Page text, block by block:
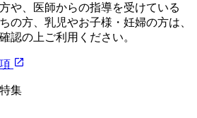
や、医師からの指導を受けている
の方、乳児やお子様・妊婦の方は、
認の上ご利用ください。
集